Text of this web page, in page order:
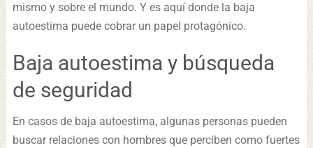
mismo y sobre el mundo. Y es aquí donde la baja
autoestima puede cobrar un papel protagónico.
Baja autoestima y búsqueda
de seguridad
En casos de baja autoestima, algunas personas pueden
buscar relaciones con hombres que perciben como fuertes